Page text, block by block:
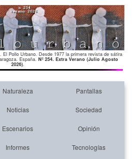
. El Pollo Urbano. Desde 1977 la primera revista de sátira
España. Nº 254. Extra Verano (Julio Agosto
2026).
Naturaleza Pantallas
Noticias Sociedad
Escenarios Opinión
Informes Tecnologías